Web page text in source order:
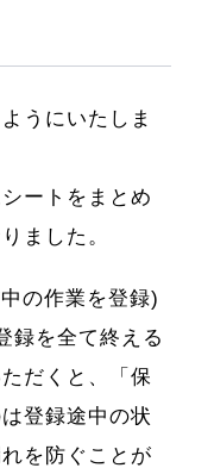
うにいたしま
ートをまとめ
ました。
の作業を登録)
録を全て終える
だくと、「保
登録途中の状
を防ぐことが